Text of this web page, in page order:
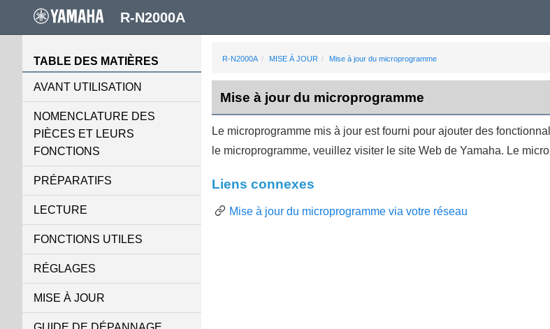
TABLE DES MATIÈRES
AVANT UTILISATION
NOMENCLATURE DES
PIÈCES ET LEURS
FONCTIONS
PRÉPARATIFS
LECTURE
FONCTIONS UTILES
RÉGLAGES
MISE À JOUR
R-N2000A MISE À JOUR Mise à jour du microprogramme
Mise à jour du microprogramme
Le microprogramme mis à jour est fourni pour ajouter des
le microprogramme, veuillez visiter le site Web de Yamaha. Le
Liens connexes
Mise à jour du microprogramme via votre réseau
R-N2000A